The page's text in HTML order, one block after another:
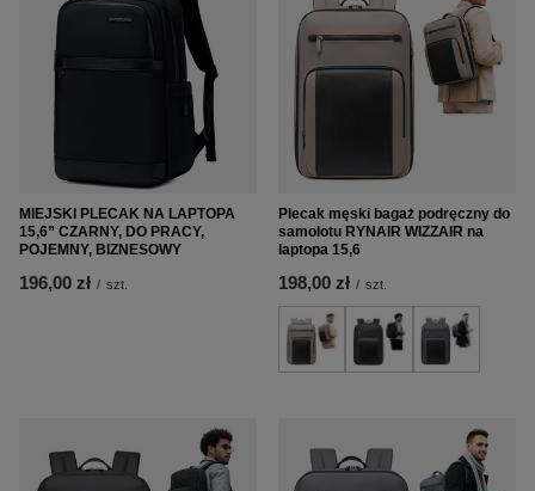
MIEJSKI PLECAK NA LAPTOPA
15,6” CZARNY, DO PRACY,
POJEMNY, BIZNESOWY
196,00 zł / szt.
Plecak męski bagaż podręczny do
samolotu RYNAIR WIZZAIR na
laptopa 15,6
198,00 zł / szt.